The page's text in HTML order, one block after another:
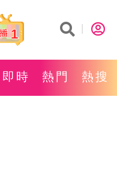
1
即時 熱門 熱搜